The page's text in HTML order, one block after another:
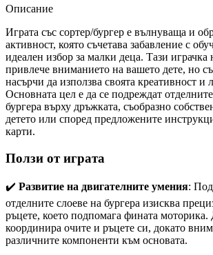
Описание
Играта със сортер/бургер е вълнуваща и
активност, която съчетава забавление с
идеален избор за малки деца. Тази
привлече вниманието на вашето дете, но
насърчи да използва своята креативност и
Основната цел е да се подреждат
бургера върху дръжката, съобразно
детето или според предложените
карти.
Ползи от играта
✔️ Развитие на двигателните умения:
отделните слоеве на бургера изисква
ръцете, което подпомага фината моторика.
координира очите и ръцете си, докато
различните компоненти към основата.